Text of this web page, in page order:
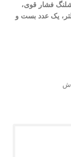
شلنگ فشار قوی،
یک عدد بست و